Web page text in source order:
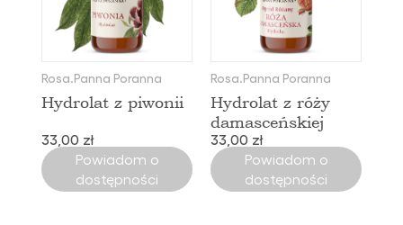
Rosa.Panna Poranna
Hydrolat z piwonii
33,00 zł
Powiadom o
dostępności
Rosa.Panna Poranna
Hydrolat z róży
damasceńskiej
33,00 zł
Powiadom o
dostępności